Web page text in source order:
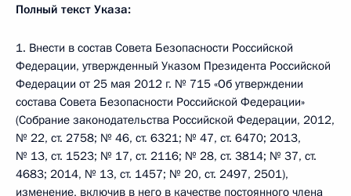
Полный текст Указа:
1. Внести в состав Совета Безопасности Российской
Федерации, утвержденный Указом Президента Российской
Федерации от 25 мая 2012 г. № 715 «Об утверждении
состава Совета Безопасности Российской Федерации»
(Собрание законодательства Российской Федерации, 2012,
№ 22, ст. 2758; № 46, ст. 6321; № 47, ст. 6470; 2013,
№ 13, ст. 1523; № 17, ст. 2116; № 28, ст. 3814; № 37, ст.
4683; 2014, № 13, ст. 1457; № 20, ст. 2497, 2501),
изменение, включив в него в качестве постоянного члена